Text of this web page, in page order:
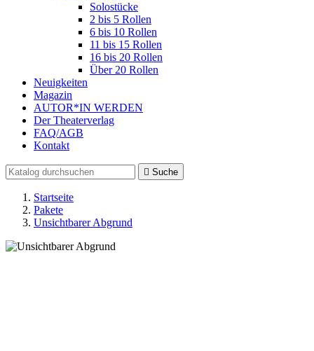
Solostücke
2 bis 5 Rollen
6 bis 10 Rollen
11 bis 15 Rollen
16 bis 20 Rollen
Über 20 Rollen
Neuigkeiten
Magazin
AUTOR*IN WERDEN
Der Theaterverlag
FAQ/AGB
Kontakt
 Suche
Startseite
Pakete
Unsichtbarer Abgrund